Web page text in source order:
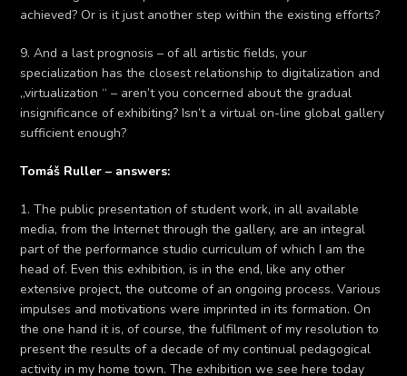
achieved? Or is it just another step within the existing efforts?
9. And a last prognosis – of all artistic fields, your
specialization has the closest relationship to digitalization and
„virtualization “ – aren’t you concerned about the gradual
insignificance of exhibiting? Isn’t a virtual on-line global gallery
sufficient enough?
Tomáš Ruller – answers:
1. The public presentation of student work, in all available
media, from the Internet through the gallery, are an integral
part of the performance studio curriculum of which I am the
head of. Even this exhibition, is in the end, like any other
extensive project, the outcome of an ongoing process. Various
impulses and motivations were imprinted in its formation. On
the one hand it is, of course, the fulfilment of my resolution to
present the results of a decade of my continual pedagogical
activity in my home town. The exhibition we see here today